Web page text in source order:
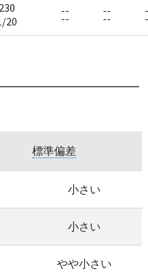
230
20
--
--
--
--
標準偏差
小さい
小さい
やや小さい